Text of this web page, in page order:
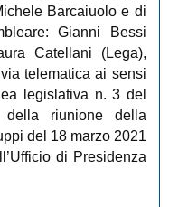
Barcaiuolo e di
Gianni Bessi
Catellani (Lega),
telematica ai sensi
legislativa n. 3 del
riunione della
del 18 marzo 2021
di Presidenza